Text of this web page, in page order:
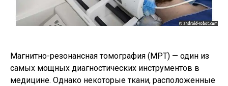
Магнитно-резонансная томография (МРТ) — один из
самых мощных диагностических инструментов в
медицине. Однако некоторые ткани, расположенные